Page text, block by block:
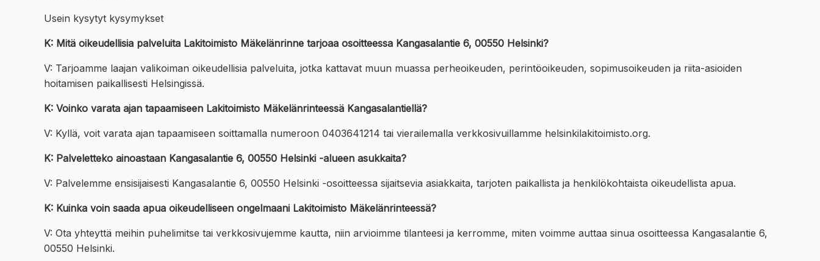
Usein kysytyt kysymykset
K: Mitä oikeudellisia palveluita Lakitoimisto Mäkelänrinne tarjoaa osoitteessa Kangasalantie 6, 00550 Helsinki?
V: Tarjoamme laajan valikoiman oikeudellisia palveluita, jotka kattavat muun muassa perheoikeuden, perintöoikeuden, sopimusoikeuden ja riita-asioiden
hoitamisen paikallisesti Helsingissä.
K: Voinko varata ajan tapaamiseen Lakitoimisto Mäkelänrinteessä Kangasalantiellä?
V: Kyllä, voit varata ajan tapaamiseen soittamalla numeroon 0403641214 tai vierailemalla verkkosivuillamme helsinkilakitoimisto.org.
K: Palveletteko ainoastaan Kangasalantie 6, 00550 Helsinki -alueen asukkaita?
V: Palvelemme ensisijaisesti Kangasalantie 6, 00550 Helsinki -osoitteessa sijaitsevia asiakkaita, tarjoten paikallista ja henkilökohtaista oikeudellista apua.
K: Kuinka voin saada apua oikeudelliseen ongelmaani Lakitoimisto Mäkelänrinteessä?
V: Ota yhteyttä meihin puhelimitse tai verkkosivujemme kautta, niin arvioimme tilanteesi ja kerromme, miten voimme auttaa sinua osoitteessa Kangasalantie 6,
00550 Helsinki.